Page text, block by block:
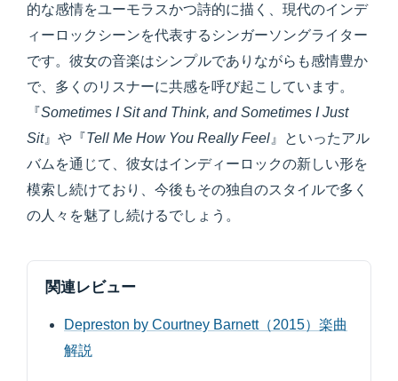
的な感情をユーモラスかつ詩的に描く、現代のインデ
ィーロックシーンを代表するシンガーソングライター
です。彼女の音楽はシンプルでありながらも感情豊か
で、多くのリスナーに共感を呼び起こしています。
『Sometimes I Sit and Think, and Sometimes I Just
Sit』や『Tell Me How You Really Feel 』といったアル
バムを通じて、彼女はインディーロックの新しい形を
模索し続けており、今後もその独自のスタイルで多く
の人々を魅了し続けるでしょう。
関連レビュー
Depreston by Courtney Barnett（2015）楽曲
解説